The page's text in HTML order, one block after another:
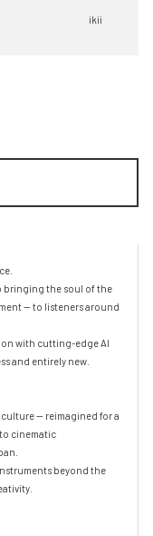
ikii
bringing the soul of the
— to listeners around
with cutting-edge AI
and entirely new.
— reimagined for a
cinematic
beyond the